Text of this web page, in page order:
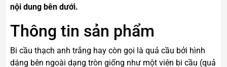
nội dung bên dưới.
Thông tin sản phẩm
Bi cầu thạch anh trắng hay còn gọi là quả cầu bởi hình
dáng bên ngoài dạng tròn giống như một viên bi cầu (quả